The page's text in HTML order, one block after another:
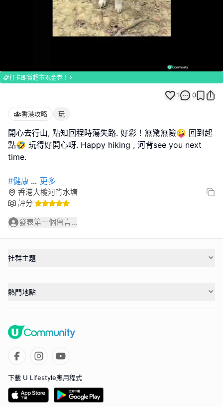
100.00%
打卡即賞超市現金券！
1 0
香港攻略 玩
開心去行山, 點知回程時蕩失路. 好彩！無驚無險🤪 回到起
點🤣 玩得好開心呀. Happy hiking , 河背see you next
time.
#健康 ... 更多
香港大欖河背水塘
評分
發表第一個留言...
社群主題
熱門地點
下載 U Lifestyle應用程式